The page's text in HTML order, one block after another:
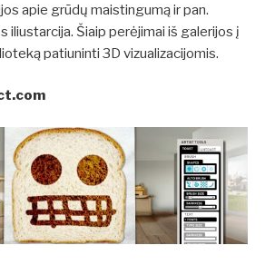
apie grūdų maistingumą ir pan.
iliustarcija. Šiaip perėjimai iš galerijos į
patiuninti 3D vizualizacijomis.